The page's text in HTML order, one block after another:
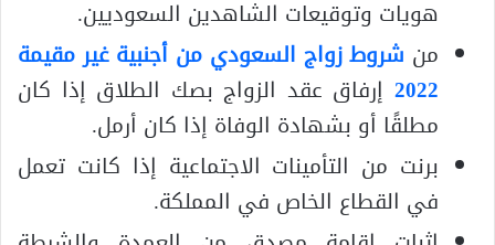
هويات وتوقيعات الشاهدين السعوديين.
من شروط زواج السعودي من أجنبية غير مقيمة
2022 إرفاق عقد الزواج بصك الطلاق إذا كان
مطلقًا أو بشهادة الوفاة إذا كان أرمل.
برنت من التأمينات الاجتماعية إذا كانت تعمل
في القطاع الخاص في المملكة.